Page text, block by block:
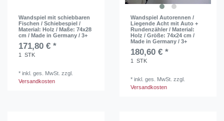
Wandspiel mit schiebbaren
Fischen / Schiebespiel /
Material: Holz / Maße: 74x28
cm / Made in Germany / 3+
171,80 € *
1 STK
*inkl. ges. MwSt. zzgl.
Versandkosten
Wandspiel Autorennen /
Liegende Acht mit Auto +
Rundenzähler / Material:
Holz / Größe: 74x24 cm /
Made in Germany / 3+
180,60 € *
1 STK
*inkl. ges. MwSt. zzgl.
Versandkosten